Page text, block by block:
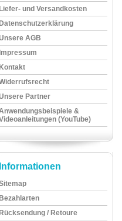
Liefer- und Versandkosten
Datenschutzerklärung
AGB
Impressum
Kontakt
Partner
&
(YouTube)
Informationen
Bezahlarten
Rücksendung / Retoure